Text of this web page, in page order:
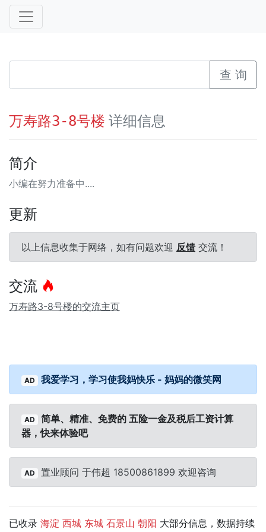
查 询
万寿路3-8号楼 详细信息
简介
小编在努力准备中....
更新
以上信息收集于网络，如有问题欢迎 反馈 交流！
交流
万寿路3-8号楼的交流主页
AD 我爱学习，学习使我妈快乐 - 妈妈的微笑网
AD
简单、精准、免费的 五险一金及税后工资计算
器，快来体验吧
AD 置业顾问 于伟超 18500861899 欢迎咨询
已收录 海淀 西城 东城 石景山 朝阳 大部分信息，数据持续